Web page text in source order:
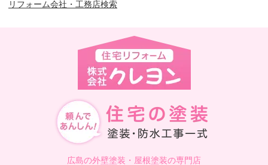
リフォーム会社・工務店検索
広島の外壁塗装・屋根塗装の専門店